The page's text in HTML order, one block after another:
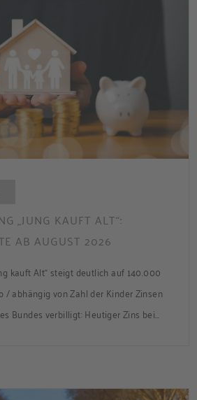
„JUNG KAUFT ALT“:
AB AUGUST 2026
kauft Alt“ steigt deutlich auf 140.000
/ abhängig von Zahl der Kinder Zinsen
Bundes verbilligt: Heutiger Zins bei